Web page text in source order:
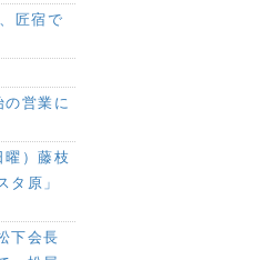
匠宿で
営業に
曜）藤枝
原」
下会長